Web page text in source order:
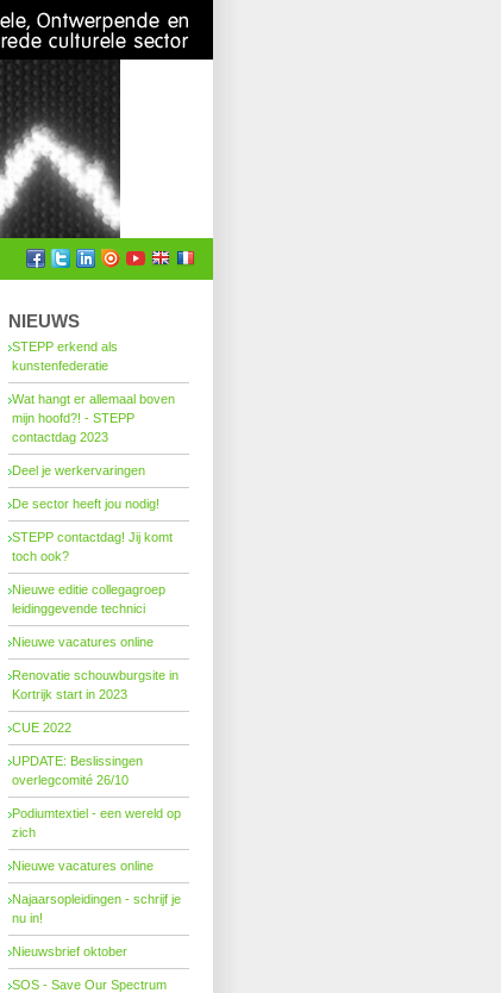
NIEUWS
STEPP erkend als
kunstenfederatie
Wat hangt er allemaal boven
mijn hoofd?! - STEPP
contactdag 2023
Deel je werkervaringen
De sector heeft jou nodig!
STEPP contactdag! Jij komt
toch ook?
Nieuwe editie collegagroep
leidinggevende technici
Nieuwe vacatures online
Renovatie schouwburgsite in
Kortrijk start in 2023
CUE 2022
UPDATE: Beslissingen
overlegcomité 26/10
Podiumtextiel - een wereld op
zich
Nieuwe vacatures online
Najaarsopleidingen - schrijf je
nu in!
Nieuwsbrief oktober
SOS - Save Our Spectrum